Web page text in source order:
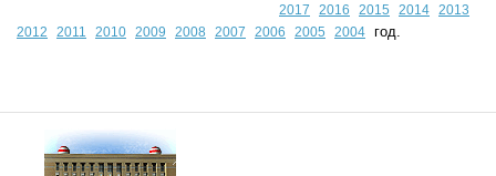
2017
2016 2015 2014 2013
2012
2011 2010 2009 2008 2007 2006 2005 2004 год.